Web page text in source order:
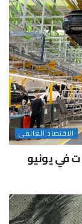
الاقتصاد العالمى
في يونيو